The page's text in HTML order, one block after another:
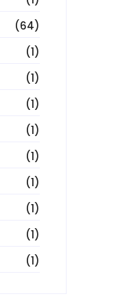
(64)
(1)
(1)
(1)
(1)
(1)
(1)
(1)
(1)
(1)